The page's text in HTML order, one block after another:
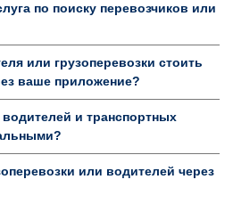
по поиску перевозчиков или
или грузоперевозки стоить
ваше приложение?
и транспортных
или водителей через